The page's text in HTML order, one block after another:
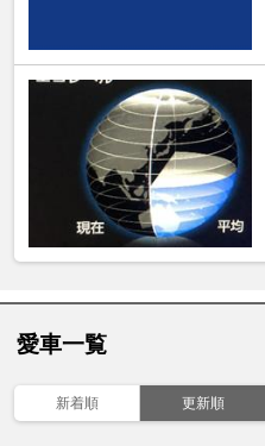
愛車一覧
新着順 更新順